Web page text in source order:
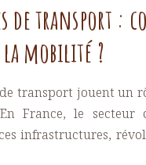
transport :
mobilité ?
transport jouent un
France, le
infrastructures,